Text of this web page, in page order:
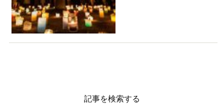
記事を検索する